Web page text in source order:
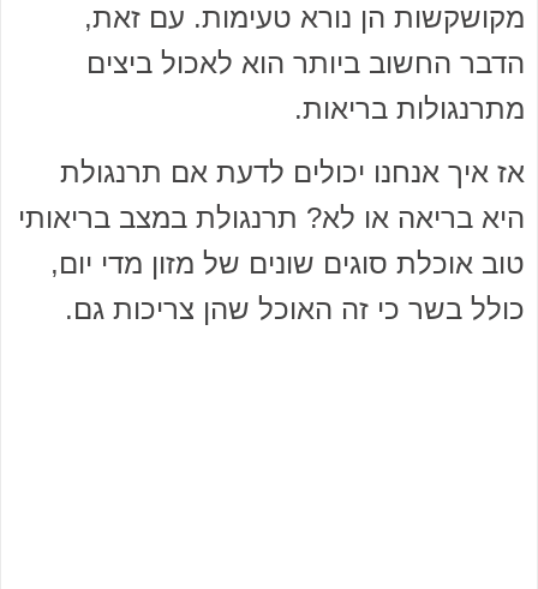
מקושקשות הן נורא טעימות. עם זאת,
הדבר החשוב ביותר הוא לאכול ביצים
מתרנגולות בריאות.
אז איך אנחנו יכולים לדעת אם תרנגולת
היא בריאה או לא? תרנגולת במצב בריאותי
טוב אוכלת סוגים שונים של מזון מדי יום,
כולל בשר כי זה האוכל שהן צריכות גם.